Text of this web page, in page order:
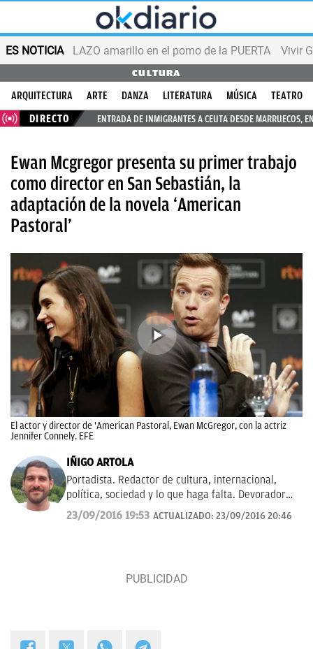
ES NOTICIA LAZO amarillo en el pomo de la PUERTA Vivir
CULTURA
ARQUITECTURA ARTE DANZA LITERATURA MÚSICA
TEATRO
DIRECTO
ENTRADA DE INMIGRANTES A CEUTA DESDE MARRUECOS,
Ewan Mcgregor presenta su primer trabajo
como director en San Sebastián, la
adaptación de la novela ‘American
Pastoral’
El actor y director de 'American Pastoral, Ewan McGregor, con la actriz
Jennifer Connely. EFE
IÑIGO ARTOLA
Portadista. Redactor de cultura, internacional,
política, sociedad y lo que haga falta. Devorador
insaciable de series y películas.
23/09/2016 19:53 ACTUALIZADO: 23/09/2016 20:46